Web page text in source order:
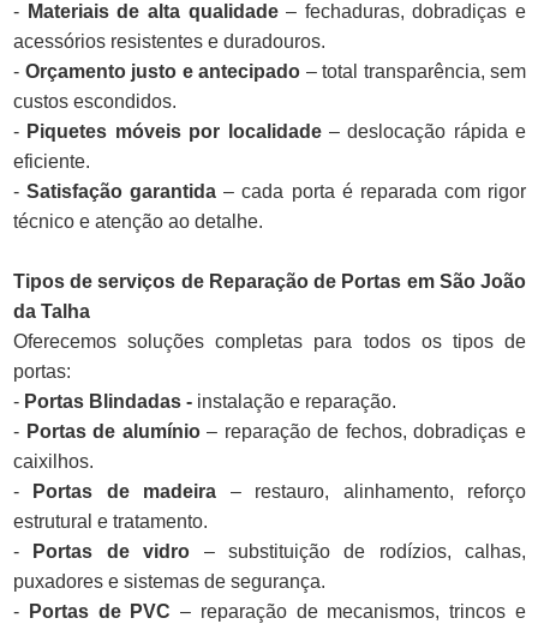
- Materiais de alta qualidade– fechaduras, dobradiças e
acessórios resistentes e duradouros.
- Orçamento justo e antecipado – total transparência, sem
custos escondidos.
- Piquetes móveis por localidade– deslocação rápida e
eficiente.
-Satisfação garantida – cada porta é reparada com rigor
técnico e atenção ao detalhe.
Tipos de serviços de Reparação de Portas em São João
da Talha
Oferecemos soluções completas para todos os tipos de
portas:
- Portas Blindadas - instalação e reparação.
- Portas de alumínio– reparação de fechos, dobradiças e
caixilhos.
-
Portas de madeira – restauro, alinhamento, reforço
estrutural e tratamento.
-
Portas de vidro – substituição de rodízios, calhas,
puxadores e sistemas de segurança.
-
Portas de PVC – reparação de mecanismos, trincos e